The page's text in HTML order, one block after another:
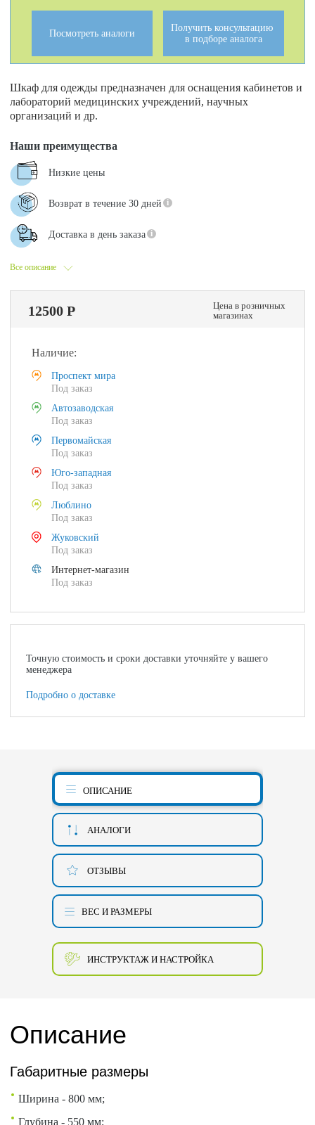
Посмотреть аналоги
Получить консультацию
в подборе аналога
Шкаф для одежды предназначен для оснащения кабинетов и
лабораторий медицинских учреждений, научных
организаций и др.
Все описание
Наши преимущества
Низкие цены
Возврат в течение 30 дней
Доставка в день заказа
12500 Р
Цена в розничных
магазинах
Наличие:
Проспект мира
Под заказ
Автозаводская
Под заказ
Первомайская
Под заказ
Юго-западная
Под заказ
Люблино
Под заказ
Жуковский
Под заказ
Интернет-магазин
Под заказ
Точную стоимость и сроки доставки уточняйте у вашего
менеджера
Подробно о доставке
ОПИСАНИЕ
АНАЛОГИ
ОТЗЫВЫ
ВЕС И РАЗМЕРЫ
ИНСТРУКТАЖ И НАСТРОЙКА
Описание
Габаритные размеры
Ширина - 800 мм;
Глубина - 550 мм;